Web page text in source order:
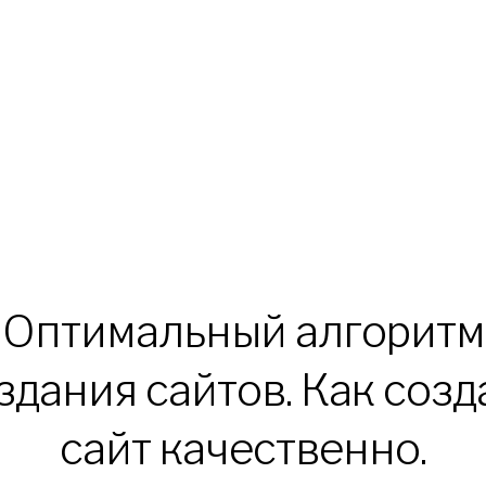
Оптимальный алгоритм
сайтов. Как
сайт качественно.